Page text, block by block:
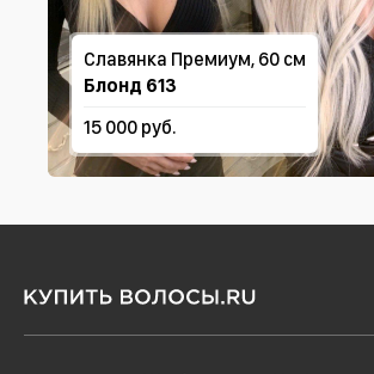
Славянка Премиум, 60 см
Блонд 613
15 000 руб.